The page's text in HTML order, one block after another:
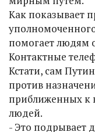
Как показывает
помогает людям
Контактные
Кстати, сам
против
приближенных к
людей.
- Это подрывает